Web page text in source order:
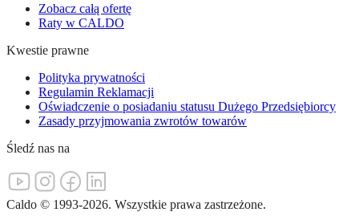
Zobacz całą ofertę
Raty w CALDO
Kwestie prawne
Polityka prywatności
Regulamin Reklamacji
Oświadczenie o posiadaniu statusu Dużego Przedsiębiorcy
Zasady przyjmowania zwrotów towarów
Śledź nas na
Caldo © 1993-2026. Wszystkie prawa zastrzeżone.